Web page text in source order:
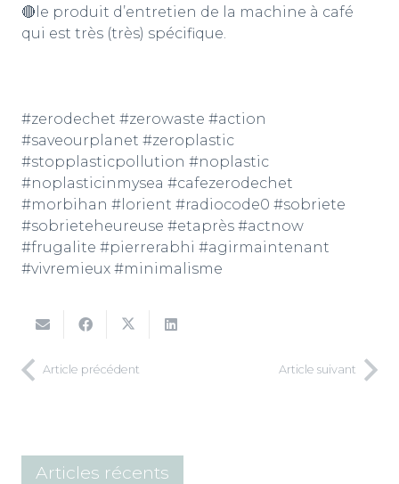
🔴le produit d’entretien de la machine à café
qui est très (très) spécifique.
#zerodechet #zerowaste #action
#saveourplanet #zeroplastic
#stopplasticpollution #noplastic
#noplasticinmysea #cafezerodechet
#morbihan #lorient #radiocode0 #sobriete
#sobrieteheureuse #etaprès #actnow
#frugalite #pierrerabhi #agirmaintenant
#vivremieux #minimalisme
Article précédent Article suivant
Articles récents